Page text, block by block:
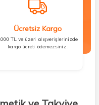
Ücretsiz Kargo
TL ve üzeri alışverişlerinizde
kargo ücreti ödemezsiniz.